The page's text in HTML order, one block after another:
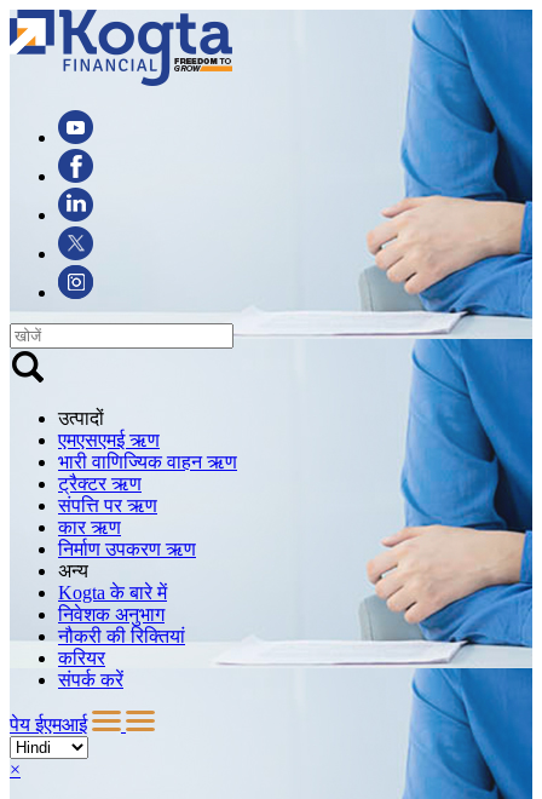
उत्पादों
एमएसएमई ऋण
भारी वाणिज्यिक वाहन ऋण
ट्रैक्टर ऋण
संपत्ति पर ऋण
कार ऋण
निर्माण उपकरण ऋण
अन्य
Kogta के बारे में
निवेशक अनुभाग
नौकरी की रिक्तियां
करियर
संपर्क करें
पेय ईएमआई
×